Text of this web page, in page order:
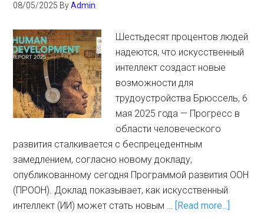
08/05/2025 ByAdmin
Шестьдесят процентов людей
надеются, что искусственный
интеллект создаст новые
возможности для
трудоустройства Брюссель, 6
мая 2025 года — Прогресс в
области человеческого
развития сталкивается с беспрецедентным
замедлением, согласно новому докладу,
опубликованному сегодня Программой развития ООН
(ПРООН). Доклад показывает, как искусственный
интеллект (ИИ) может стать новым … [Read more...]